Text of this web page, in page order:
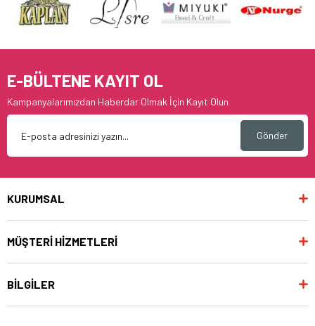
E-BÜLTENE KAYIT OL
Kampanyalarımızdan Haberdar Olmak İçin Kayıt Olun
Gönder
KURUMSAL
MÜŞTERİ HİZMETLERİ
BİLGİLER